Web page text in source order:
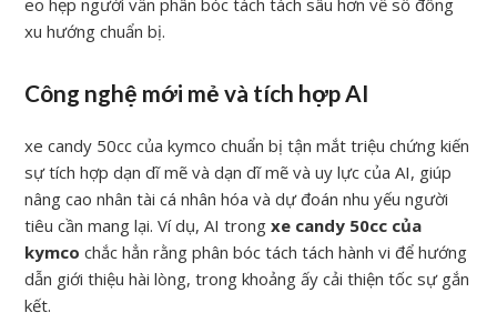
eo hẹp người vẫn phân bóc tách tách sâu hơn về số đông
xu hướng chuẩn bị.
Công nghệ mới mẻ và tích hợp AI
xe candy 50cc của kymco chuẩn bị tận mắt triệu chứng kiến
sự tích hợp dạn dĩ mẽ và dạn dĩ mẽ và uy lực của AI, giúp
nâng cao nhân tài cá nhân hóa và dự đoán nhu yếu người
tiêu cần mang lại. Ví dụ, AI trongxe candy 50cc của
kymco chắc hẳn rằng phân bóc tách tách hành vi để hướng
dẫn giới thiệu hài lòng, trong khoảng ấy cải thiện tốc sự gắn
kết.